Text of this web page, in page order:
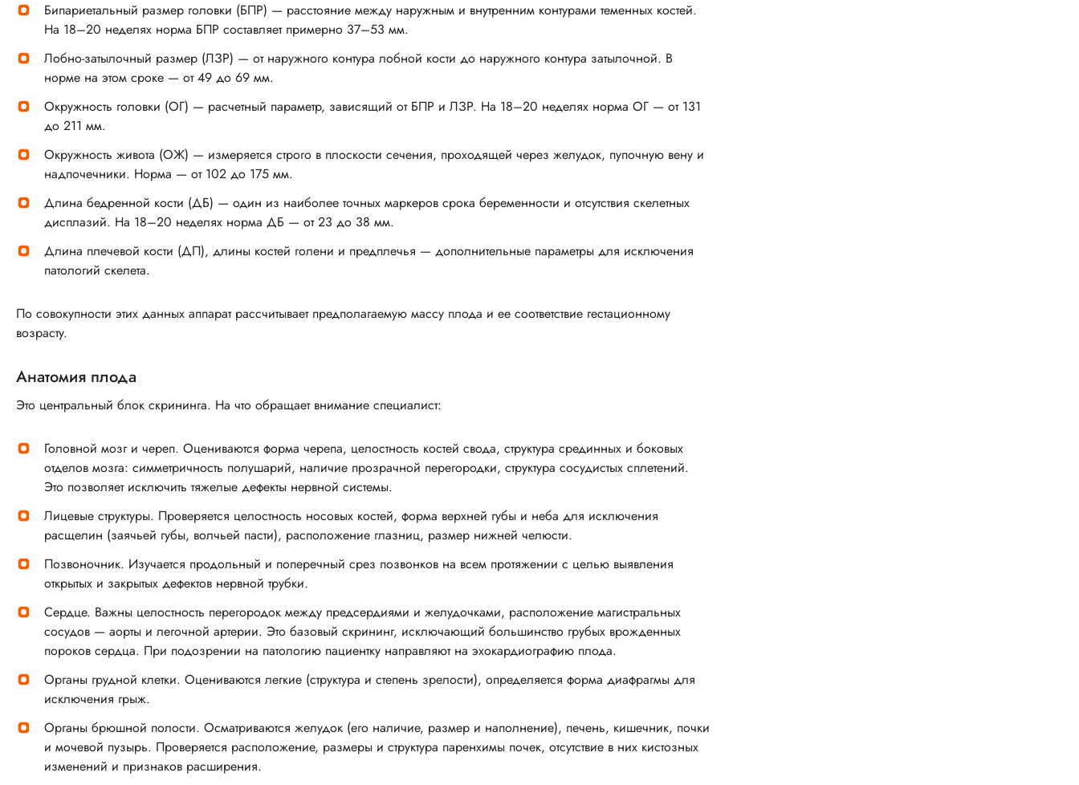
Бипариетальный размер головки (БПР) — расстояние между наружным и внутренним контурами теменных костей.
На 18–20 неделях норма БПР составляет примерно 37–53 мм.
Лобно-затылочный размер (ЛЗР) — от наружного контура лобной кости до наружного контура затылочной. В
норме на этом сроке — от 49 до 69 мм.
Окружность головки (ОГ) — расчетный параметр, зависящий от БПР и ЛЗР. На 18–20 неделях норма ОГ — от 131
до 211 мм.
Окружность живота (ОЖ) — измеряется строго в плоскости сечения, проходящей через желудок, пупочную вену и
надпочечники. Норма — от 102 до 175 мм.
Длина бедренной кости (ДБ) — один из наиболее точных маркеров срока беременности и отсутствия скелетных
дисплазий. На 18–20 неделях норма ДБ — от 23 до 38 мм.
Длина плечевой кости (ДП), длины костей голени и предплечья — дополнительные параметры для исключения
патологий скелета.
По совокупности этих данных аппарат рассчитывает предполагаемую массу плода и ее соответствие гестационному
возрасту.
Анатомия плода
Это центральный блок скрининга. На что обращает внимание специалист:
Головной мозг и череп. Оцениваются форма черепа, целостность костей свода, структура срединных и боковых
отделов мозга: симметричность полушарий, наличие прозрачной перегородки, структура сосудистых сплетений.
Это позволяет исключить тяжелые дефекты нервной системы.
Лицевые структуры. Проверяется целостность носовых костей, форма верхней губы и неба для исключения
расщелин (заячьей губы, волчьей пасти), расположение глазниц, размер нижней челюсти.
Позвоночник. Изучается продольный и поперечный срез позвонков на всем протяжении с целью выявления
открытых и закрытых дефектов нервной трубки.
Сердце. Важны целостность перегородок между предсердиями и желудочками, расположение магистральных
сосудов — аорты и легочной артерии. Это базовый скрининг, исключающий большинство грубых врожденных
пороков сердца. При подозрении на патологию пациентку направляют на эхокардиографию плода.
Органы грудной клетки. Оцениваются легкие (структура и степень зрелости), определяется форма диафрагмы для
исключения грыж.
Органы брюшной полости. Осматриваются желудок (его наличие, размер и наполнение), печень, кишечник, почки
и мочевой пузырь. Проверяется расположение, размеры и структура паренхимы почек, отсутствие в них кистозных
изменений и признаков расширения.